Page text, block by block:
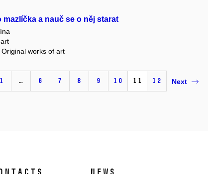
mazlíčka a nauč se o něj starat
works of art
1 … 6 7 8 9 10 11 12 Next